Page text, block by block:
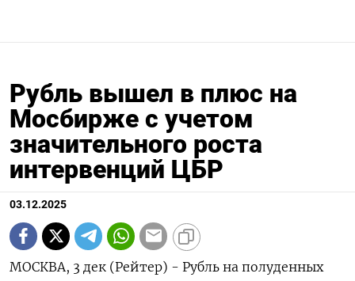
Рубль вышел в плюс на
Мосбирже с учетом
значительного роста
интервенций ЦБР
03.12.2025
МОСКВА, 3 дек (Рейтер) - Рубль на полуденных